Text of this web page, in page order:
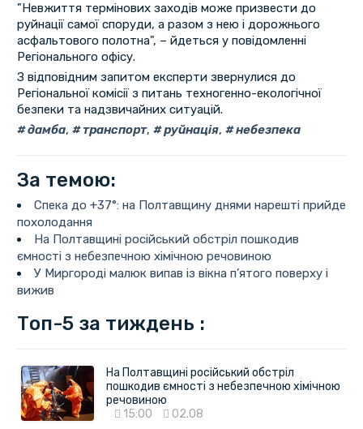
"Невжиття термінових заходів може призвести до
руйнації самої споруди, а разом з нею і дорожнього
асфальтового полотна", – йдеться у повідомленні
Регіонального офісу.
З відповідним запитом експерти звернулися до
Регіональної комісії з питань техногенно-екологічної
безпеки та надзвичайних ситуацій.
дамба, транспорт, руйнація, небезпека
За темою:
Спека до +37°: на Полтавщину днями нарешті прийде
похолодання
На Полтавщині російський обстріл пошкодив
ємності з небезпечною хімічною речовиною
У Миргороді малюк випав із вікна п’ятого поверху і
вижив
Топ-5 за тиждень :
На Полтавщині російський обстріл
пошкодив ємності з небезпечною хімічною
речовиною
15:00
02.08